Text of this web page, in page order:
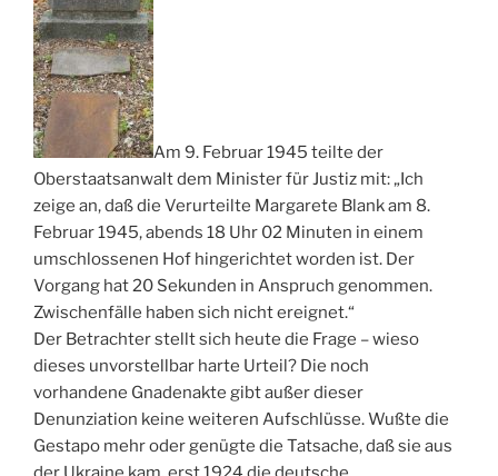
Am 9. Februar 1945 teilte der
Oberstaatsanwalt dem Minister für Justiz mit: „Ich
zeige an, daß die Verurteilte Margarete Blank am 8.
Februar 1945, abends 18 Uhr 02 Minuten in einem
umschlossenen Hof hingerichtet worden ist. Der
Vorgang hat 20 Sekunden in Anspruch genommen.
Zwischenfälle haben sich nicht ereignet.“
Der Betrachter stellt sich heute die Frage – wieso
dieses unvorstellbar harte Urteil? Die noch
vorhandene Gnadenakte gibt außer dieser
Denunziation keine weiteren Aufschlüsse. Wußte die
Gestapo mehr oder genügte die Tatsache, daß sie aus